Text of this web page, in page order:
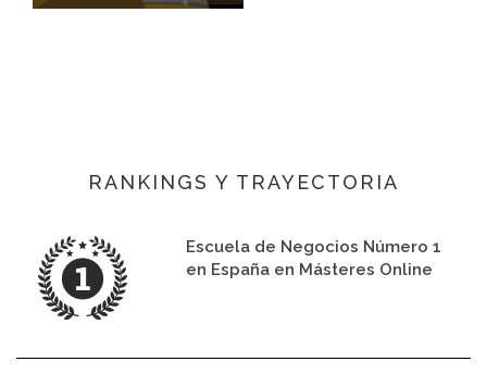
RANKINGS Y TRAYECTORIA
Escuela de Negocios Número 1
en España en Másteres Online